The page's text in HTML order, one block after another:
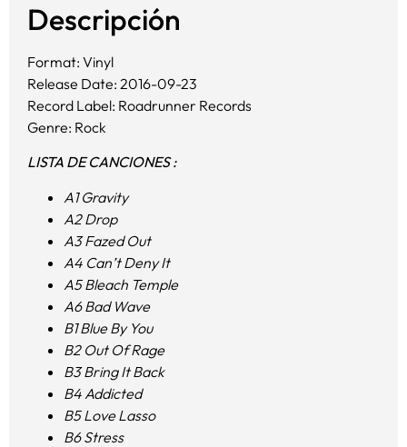
Descripción
Format: Vinyl
Release Date: 2016-09-23
Record Label: Roadrunner Records
Genre: Rock
LISTA DE CANCIONES :
A1 Gravity
A2 Drop
A3 Fazed Out
A4 Can’t Deny It
A5 Bleach Temple
A6 Bad Wave
B1 Blue By You
B2 Out Of Rage
B3 Bring It Back
B4 Addicted
B5 Love Lasso
B6 Stress